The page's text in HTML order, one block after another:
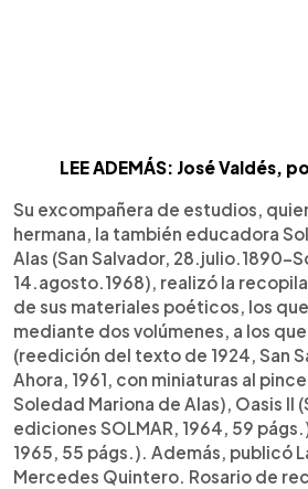
LEE ADEMÁS: José Valdés,
Su excompañera de estudios,
hermana, la también educadora
Alas (San Salvador, 28.julio.1890-
14.agosto.1968), realizó la
de sus materiales poéticos, los
mediante dos volúmenes, a los
(reedición del texto de 1924, San
Ahora, 1961, con miniaturas al
Soledad Mariona de Alas), Oasis II
ediciones SOLMAR, 1964, 59
1965, 55 págs.). Además, publicó
Mercedes Quintero. Rosario de